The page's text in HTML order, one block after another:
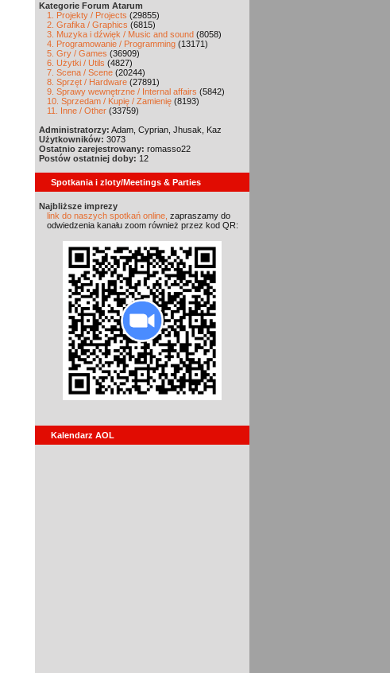
Kategorie Forum Atarum
1. Projekty / Projects (29855)
2. Grafika / Graphics (6815)
3. Muzyka i dźwięk / Music and sound (8058)
4. Programowanie / Programming (13171)
5. Gry / Games (36909)
6. Użytki / Utils (4827)
7. Scena / Scene (20244)
8. Sprzęt / Hardware (27891)
9. Sprawy wewnętrzne / Internal affairs (5842)
10. Sprzedam / Kupię / Zamienię (8193)
11. Inne / Other (33759)
Administratorzy: Adam, Cyprian, Jhusak, Kaz
Użytkowników: 3073
Ostatnio zarejestrowany: romasso22
Postów ostatniej doby: 12
Spotkania i zloty/Meetings & Parties
Najbliższe imprezy
link do naszych spotkań online, zapraszamy do
odwiedzenia kanału zoom również przez kod QR:
Kalendarz AOL